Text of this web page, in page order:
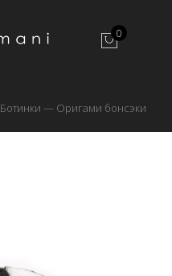
0
Ботинки — Оригами бонсэки